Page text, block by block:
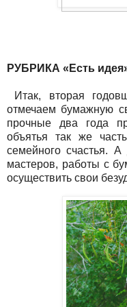
РУБРИКА «Есть
Итак, вторая
отмечаем бумажную
прочные два года
объятья так же
семейного счастья.
мастеров, работы с
осуществить свои